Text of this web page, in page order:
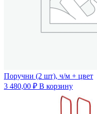
Поручни (2 шт), ч/м + цвет
3 480,00 ₽ В корзину